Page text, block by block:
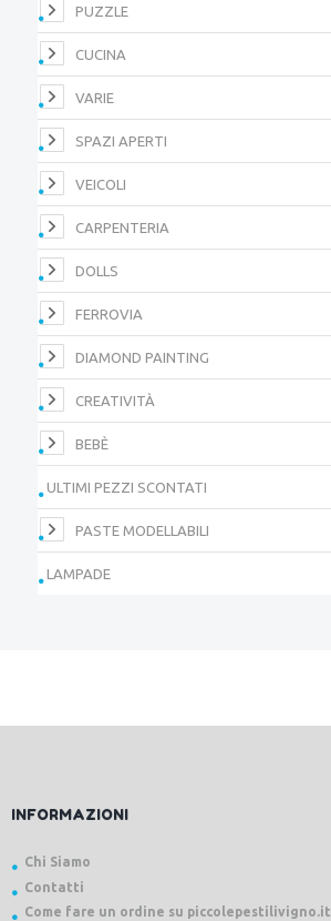
PUZZLE
CUCINA
VARIE
SPAZI APERTI
VEICOLI
CARPENTERIA
DOLLS
FERROVIA
DIAMOND PAINTING
CREATIVITÀ
BEBÈ
ULTIMI PEZZI SCONTATI
PASTE MODELLABILI
LAMPADE
INFORMAZIONI
Chi Siamo
Contatti
Come fare un ordine su piccolepestilivigno.it